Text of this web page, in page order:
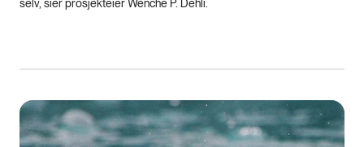
selv, sier prosjekteier Wenche P. Dehli.